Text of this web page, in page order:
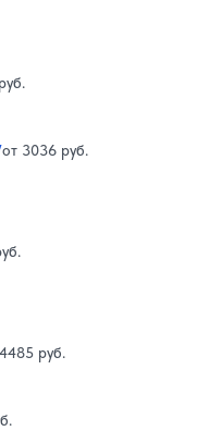
от 3036 руб.
руб.